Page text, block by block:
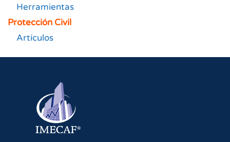
Herramientas
Protección Civil
Artículos